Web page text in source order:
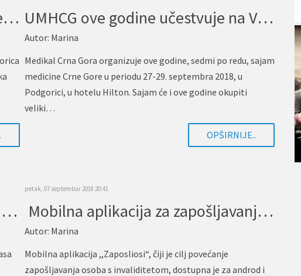
Pean diskriminisan zbog invaliditeta prilikom zapošljavanja UMHCG ove godine učestvuje na VII sajmu medicine Crne Gore
Autor: Marina
Medikal Crna Gora organizuje ove godine, sedmi po redu, sajam
medicine Crne Gore u periodu 27-29. septembra 2018, u
Podgorici, u hotelu Hilton. Sajam će i ove godine okupiti
veliki…
OPŠIRNIJE..
Dječak koji se ne uklapa u zakone medicine!
petak, 07 septembar 2018 20:41
Mobilna aplikacija za zapošljavanje osoba s invaliditetom
Autor: Marina
Mobilna aplikacija ,,Zaposliosi“, čiji je cilj povećanje
zapošljavanja osoba s invaliditetom, dostupna je za androd i